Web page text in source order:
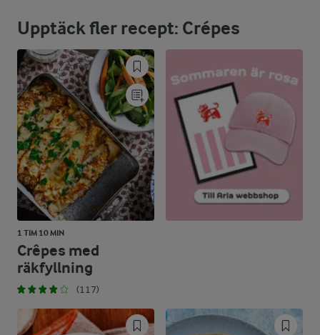
Fett:
31,8 %
10,6 g
Kolhydrater:
53,7 %
38,9 g
Upptäck fler recept: Crépes
1 TIM 10 MIN
Crêpes med
räkfyllning
(117)